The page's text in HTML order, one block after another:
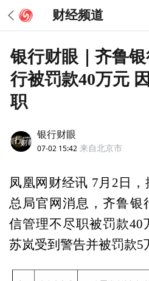
财经频道
银行财眼｜齐鲁
行被罚款40万元
职
银行财眼
07-02 15:42 来自北京市
凤凰网财经讯 7月2日
总局官网消息，齐鲁银
信管理不尽职被罚款40
苏岚受到警告并被罚款5